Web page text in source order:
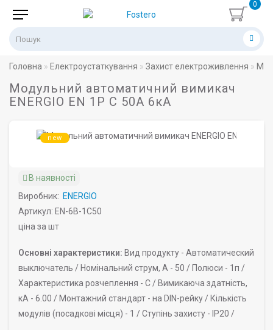
0
Головна Електроустаткування Захист електроживлення
Модульний автоматичний вимикач
ENERGIO EN 1P C 50А 6кА
new
В наявності
Виробник: ENERGIO
Артикул: EN-6B-1C50
ціна за шт
Основні характеристики: Вид продукту - Автоматический
выключатель / Номінальний струм, A - 50 / Полюси - 1п /
Характеристика розчеплення - C / Вимикаюча здатність,
кА - 6.00 / Монтажний стандарт - на DIN-рейку / Кількість
модулів (посадкові місця) - 1 /Ступінь захисту - IP20 /